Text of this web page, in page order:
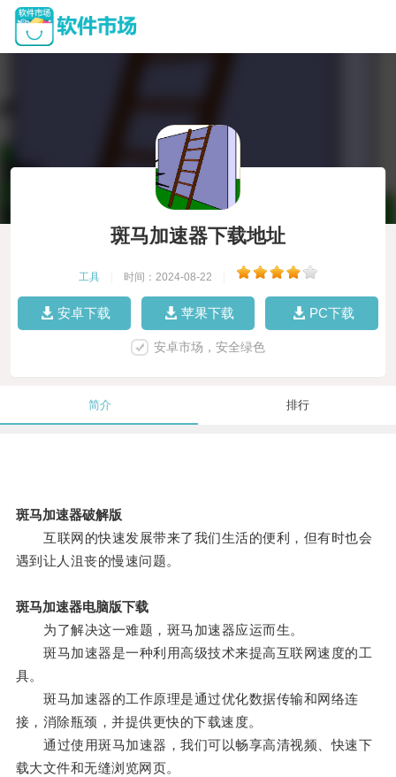
斑马加速器下载地址
工具 时间：2024-08-22
安卓下载 苹果下载 PC下载
安卓市场，安全绿色
简介 排行
斑马加速器破解版
互联网的快速发展带来了我们生活的便利，但有时也会
遇到让人沮丧的慢速问题。
斑马加速器电脑版下载
为了解决这一难题，斑马加速器应运而生。
斑马加速器是一种利用高级技术来提高互联网速度的工
具。
斑马加速器的工作原理是通过优化数据传输和网络连
接，消除瓶颈，并提供更快的下载速度。
通过使用斑马加速器，我们可以畅享高清视频、快速下
载大文件和无缝浏览网页。